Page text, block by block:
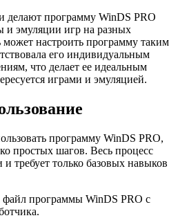
делают программу WinDS PRO
и эмуляции игр на разных
может настроить программу таким
его индивидуальным
что делает ее идеальным
играми и эмуляцией.
программу WinDS PRO,
простых шагов. Весь процесс
требует только базовых навыков
файл программы WinDS PRO с